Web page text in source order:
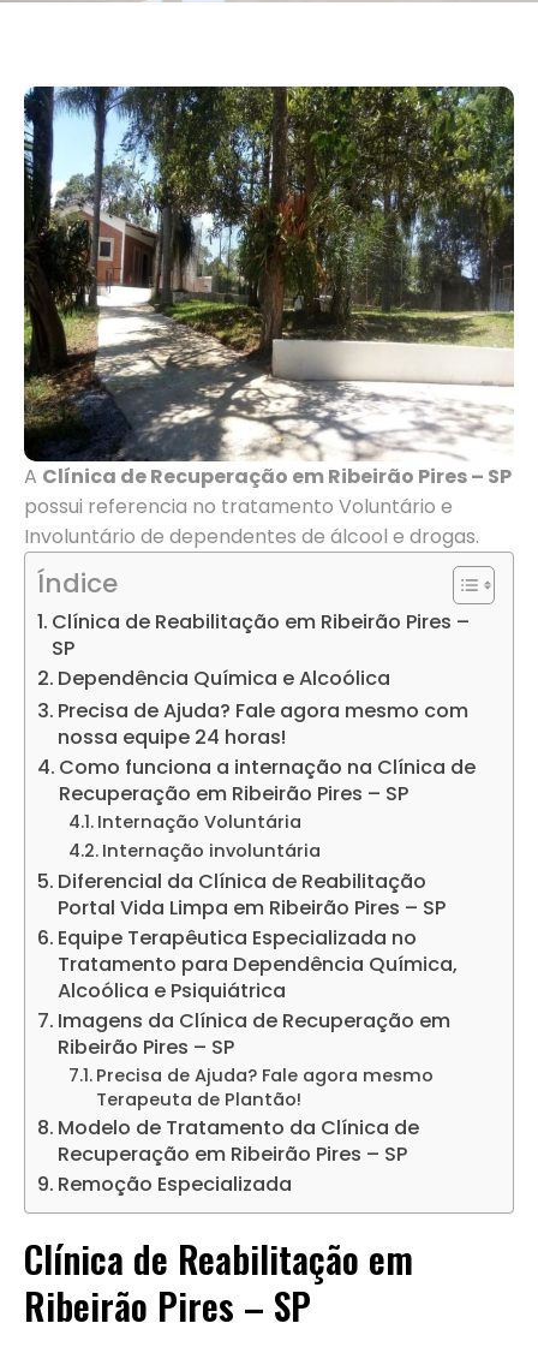
A Clínica de Recuperação em Ribeirão Pires – SP
possui referencia no tratamento Voluntário e
Involuntário de dependentes de álcool e drogas.
Índice
Clínica de Reabilitação em Ribeirão Pires –
SP
Dependência Química e Alcoólica
Precisa de Ajuda? Fale agora mesmo com
nossa equipe 24 horas!
Como funciona a internação na Clínica de
Recuperação em Ribeirão Pires – SP
Internação Voluntária
Internação involuntária
Diferencial da Clínica de Reabilitação
Portal Vida Limpa em Ribeirão Pires – SP
Equipe Terapêutica Especializada no
Tratamento para Dependência Química,
Alcoólica e Psiquiátrica
Imagens da Clínica de Recuperação em
Ribeirão Pires – SP
Precisa de Ajuda? Fale agora mesmo
Terapeuta de Plantão!
Modelo de Tratamento da Clínica de
Recuperação em Ribeirão Pires – SP
Remoção Especializada
Clínica de Reabilitação em
Ribeirão Pires – SP